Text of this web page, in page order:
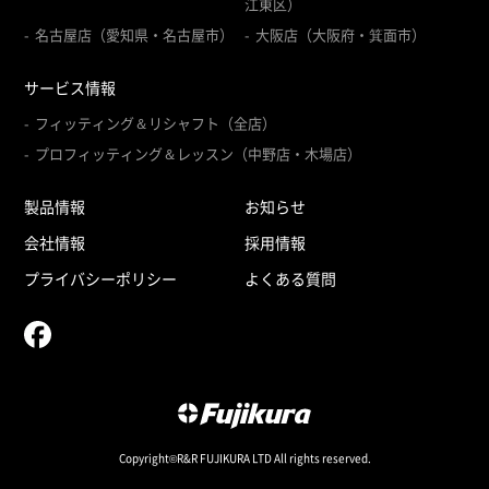
名古屋店（愛知県・名古屋市）
大阪店（大阪府・箕面市）
サービス情報
フィッティング＆リシャフト（全店）
プロフィッティング＆レッスン（中野店・木場店）
製品情報
お知らせ
会社情報
採用情報
プライバシーポリシー
よくある質問
Copyright©R&R FUJIKURA LTD All rights reserved.